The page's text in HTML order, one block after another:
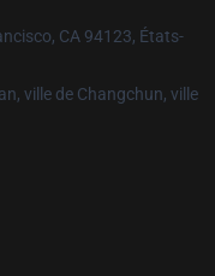
CA 94123, États-
ville de Changchun, ville